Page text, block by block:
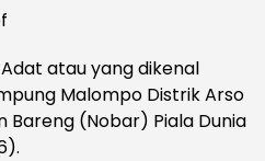
atau yang dikenal
Malompo Distrik Arso
(Nobar) Piala Dunia